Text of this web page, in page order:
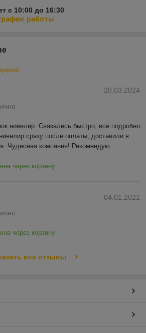
с 10:00 до 16:30
работы
20.03.2024
нивелир. Связались быстро, всё подробно
сразу после оплаты, доставили в
Чудесная компания! Рекомендую.
через корзину
04.01.2021
через корзину
все отзывы